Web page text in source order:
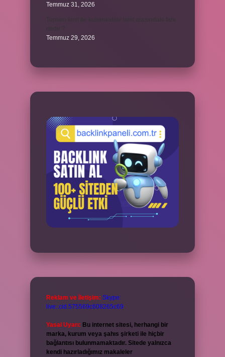
Temmuz 31, 2026
Temmuz 29, 2026
Reklam ve İletişim: Skype:
live:.cid.575569c608265c69
Yasal Uyarı: Bu internet sitesi, herhangi bir
marka, kurum veya şahıs şirketi ile hiçbir
bağlantısı bulunmamaktadır. Sitede yalnızca
kendi hazırladığımız makaleler